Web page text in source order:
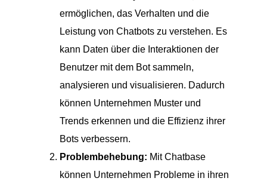
ermöglichen, das Verhalten und die
Leistung von Chatbots zu verstehen. Es
kann Daten über die Interaktionen der
Benutzer mit dem Bot sammeln,
analysieren und visualisieren. Dadurch
können Unternehmen Muster und
Trends erkennen und die Effizienz ihrer
Bots verbessern.
Problembehebung: Mit Chatbase
können Unternehmen Probleme in ihren